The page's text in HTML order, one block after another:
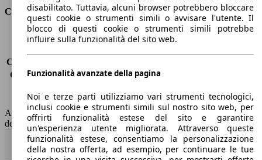
Consumi
Emissioni di CO2*
244 g/km (komb.)
Consumo (extra-urbano)
Consumo (combinato)* 10.5 l/100km
Capacità del serbatoio
93 l
AutoScout24 non si assume alcuna responsabilità per la correttezza
dei dati.
Torna su
disabilitato. Tuttavia, alcuni browser potrebbero bloccare
questi cookie o strumenti simili o avvisare l'utente. Il
blocco di questi cookie o strumenti simili potrebbe
influire sulla funzionalità del sito web.
Funzionalità avanzate della pagina
Noi e terze parti utilizziamo vari strumenti tecnologici,
inclusi cookie e strumenti simili sul nostro sito web, per
offrirti funzionalità estese del sito e garantire
un'esperienza utente migliorata. Attraverso queste
funzionalità estese, consentiamo la personalizzazione
della nostra offerta, ad esempio, per continuare le tue